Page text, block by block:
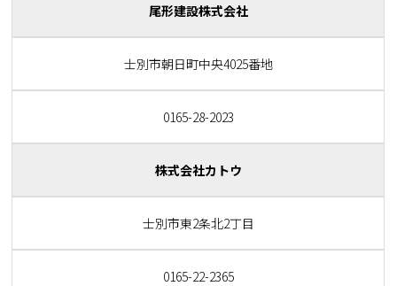
尾形建設株式会社
士別市朝日町中央4025番地
0165-28-2023
株式会社カトウ
士別市東2条北2丁目
0165-22-2365